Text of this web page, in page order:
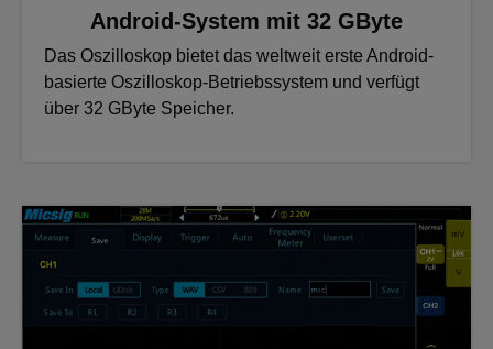
Android-System mit 32 GByte
Das Oszilloskop bietet das weltweit erste Android-
basierte Oszilloskop-Betriebssystem und verfügt
über 32 GByte Speicher.